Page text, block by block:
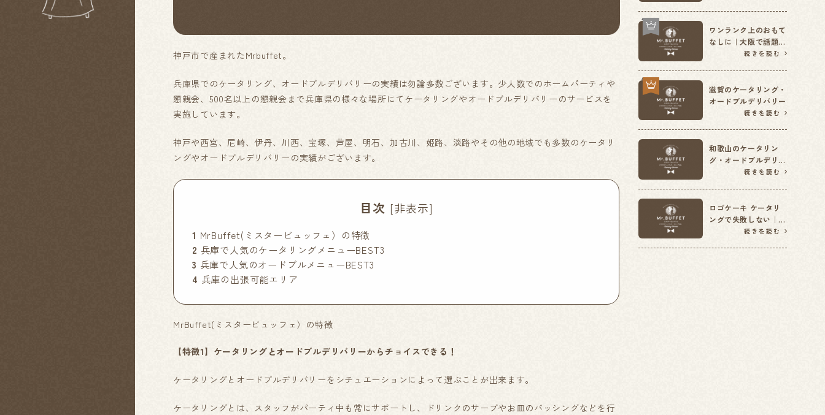
神戸市で産まれたMrbuffet。
兵庫県でのケータリング、オードブルデリバリーの実績は勿論多数ございます。少人数でのホームパーティや
懇親会、500名以上の懇親会まで兵庫県の様々な場所にてケータリングやオードブルデリバリーのサービスを
実施しています。
神戸や西宮、尼崎、伊丹、川西、宝塚、芦屋、明石、加古川、姫路、淡路やその他の地域でも多数のケータリ
ングやオードブルデリバリーの実績がございます。
目次 [非表示]
1 MrBuffet(ミスタービュッフェ）の特徴
2 兵庫で人気のケータリングメニューBEST3
3 兵庫で人気のオードブルメニューBEST3
4 兵庫の出張可能エリア
MrBuffet(ミスタービュッフェ）の特徴
【特徴1】ケータリングとオードブルデリバリーからチョイスできる！
ケータリングとオードブルデリバリーをシチュエーションによって選ぶことが出来ます。
ケータリングとは、スタッフがパーティ中も常にサポートし、ドリンクのサーブやお皿のバッシングなどを行
ワンランク上のおもて
なしに｜大阪で話題の
高級ケータリングをご
続きを読む
滋賀のケータリング・
オードブルデリバリー
続きを読む
和歌山のケータリン
グ・オードブルデリバ
続きを読む
ロゴケーキ ケータリ
ングで失敗しない｜周
年記念・表彰式で選ば
続きを読む